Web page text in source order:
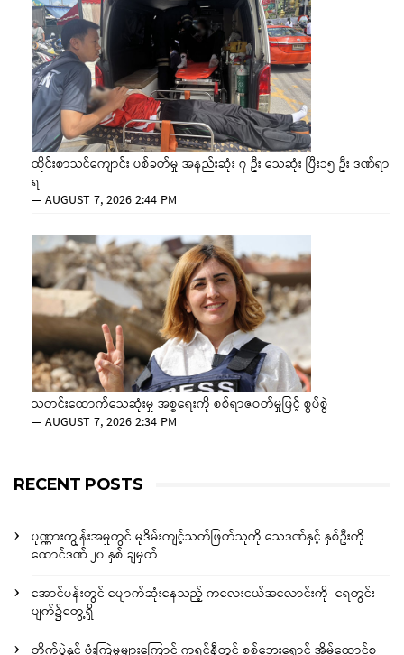
ထိုင်းစာသင်ကျောင်း ပစ်ခတ်မှု အနည်းဆုံး ၇ ဦး သေဆုံး ပြီး၁၅ ဦး ဒဏ်ရာ
ရ
—AUGUST 7, 2026 2:44 PM
သတင်းထောက်သေဆုံးမှု အစ္စရေးကို စစ်ရာဇဝတ်မှုဖြင့် စွပ်စွဲ
—AUGUST 7, 2026 2:34 PM
RECENT POSTS
ပုဏ္ဏားကျွန်းအမှုတွင် မုဒိမ်းကျင့်သတ်ဖြတ်သူကို သေဒဏ်နှင့် နှစ်ဦးကို
ထောင်ဒဏ် ၂၀ နှစ် ချမှတ်
အောင်ပန်းတွင် ပျောက်ဆုံးနေသည့် ကလေးငယ်အလောင်းကို ရေတွင်း
ပျက်၌တွေ့ရှိ